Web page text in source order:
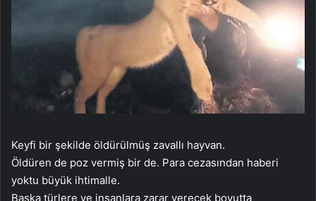
Keyfi bir şekilde öldürülmüş zavallı hayvan.
Öldüren de poz vermiş bir de. Para cezasından haberi
yoktu büyük ihtimalle.
Başka türlere ve insanlara zarar verecek boyutta